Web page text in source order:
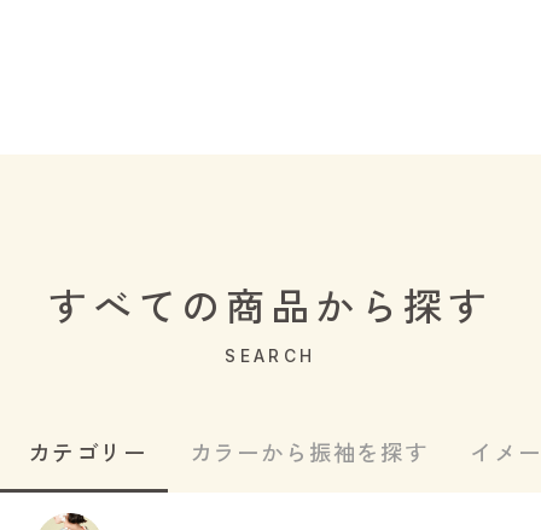
すべての商品から探す
SEARCH
カテゴリー カラーから振袖を探す イメ